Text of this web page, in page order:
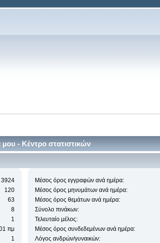
μου - Κέντρο στατιστικών
3924
120
63
8
1
πμ
1
Μέσος όρος εγγραφών ανά ημέρα:
Μέσος όρος μηνυμάτων ανά ημέρα:
Μέσος όρος θεμάτων ανά ημέρα:
Σύνολο πινάκων:
Τελευταίο μέλος:
Μέσος όρος συνδεδεμένων ανά ημέρα:
Λόγος ανδρών/γυναικών: